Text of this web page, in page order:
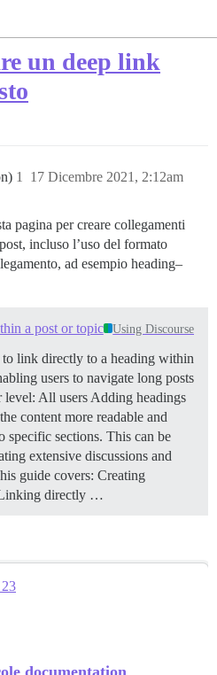
un deep link
17 Dicembre 2021, 2:12am
1
pagina per creare collegamenti
incluso l’uso del formato
ad esempio heading–
a post or topic Using Discourse
link directly to a heading within
users to navigate long posts
level: All users Adding headings
content more readable and
sections. This can be
extensive discussions and
guide covers: Creating
directly …
documentation